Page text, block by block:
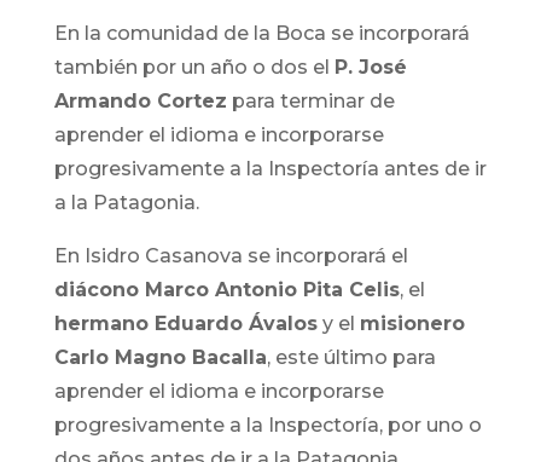
En la comunidad de la Boca se incorporará
también por un año o dos el P. José
Armando Cortez para terminar de
aprender el idioma e incorporarse
progresivamente a la Inspectoría antes de ir
a la Patagonia.
En Isidro Casanova se incorporará el
diácono Marco Antonio Pita Celis, el
hermano Eduardo Ávalosy el misionero
Carlo Magno Bacalla, este último para
aprender el idioma e incorporarse
progresivamente a la Inspectoría, por uno o